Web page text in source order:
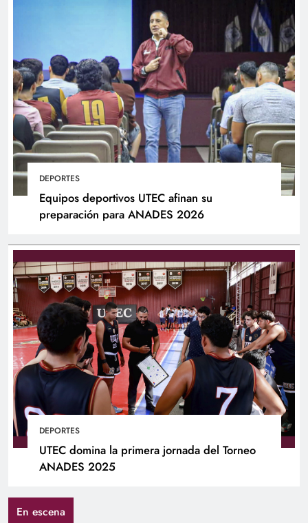
DEPORTES
Equipos deportivos UTEC afinan su
preparación para ANADES 2026
DEPORTES
UTEC domina la primera jornada del Torneo
ANADES 2025
En escena